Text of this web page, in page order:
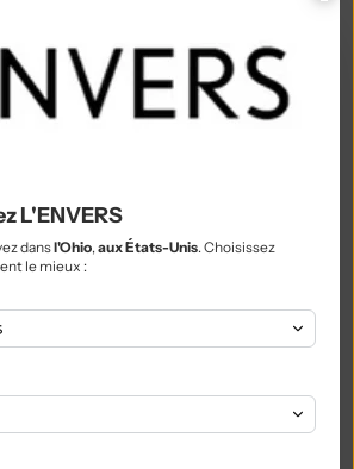
₱)
(NZD $)
zł)
Qatar (QAR ر.ق)
€)
Lei)
€)
FRw)
L'ENVERS
dansl'Ohio, aux États-Unis. Choisissez
le mieux :